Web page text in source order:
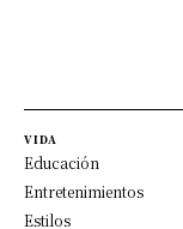
VIDA
Educación
Entretenimientos
Estilos